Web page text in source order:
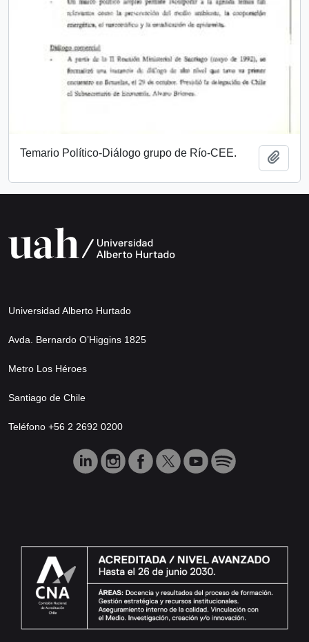
Temario Político-Diálogo grupo de Río-CEE.
Universidad Alberto Hurtado
Avda. Bernardo O’Higgins 1825
Metro Los Héroes
Santiago de Chile
Teléfono +56 2 2692 0200